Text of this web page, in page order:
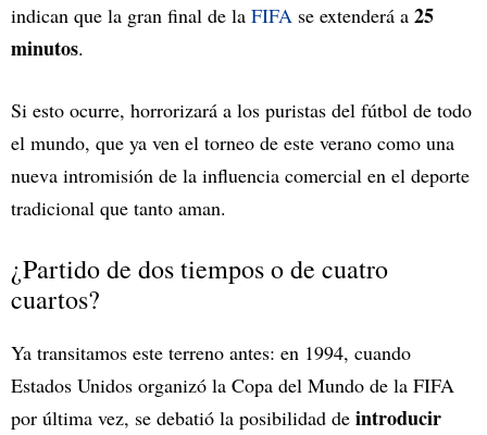
indican que la gran final de la FIFA se extenderá a 25
minutos.
Si esto ocurre, horrorizará a los puristas del fútbol de todo
el mundo, que ya ven el torneo de este verano como una
nueva intromisión de la influencia comercial en el deporte
tradicional que tanto aman.
¿Partido de dos tiempos o de cuatro
cuartos?
Ya transitamos este terreno antes: en 1994, cuando
Estados Unidos organizó la Copa del Mundo de la FIFA
por última vez, se debatió la posibilidad de introducir